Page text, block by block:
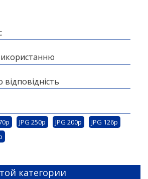
JPG 250p JPG 200p
JPG 126p
категории